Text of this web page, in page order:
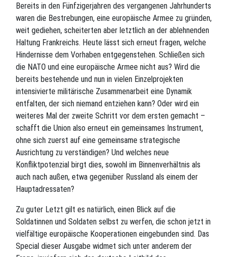
Bereits in den Fünfzigerjahren des vergangenen Jahrhunderts
waren die Bestrebungen, eine europäische Armee zu gründen,
weit gediehen, scheiterten aber letztlich an der ablehnenden
Haltung Frankreichs. Heute lässt sich erneut fragen, welche
Hindernisse dem Vorhaben entgegenstehen. Schließen sich
die NATO und eine europäische Armee nicht aus? Wird die
bereits bestehende und nun in vielen Einzelprojekten
intensivierte militärische Zusammenarbeit eine Dynamik
entfalten, der sich niemand entziehen kann? Oder wird ein
weiteres Mal der zweite Schritt vor dem ersten gemacht –
schafft die Union also erneut ein gemeinsames Instrument,
ohne sich zuerst auf eine gemeinsame strategische
Ausrichtung zu verständigen? Und welches neue
Konfliktpotenzial birgt dies, sowohl im Binnenverhältnis als
auch nach außen, etwa gegenüber Russland als einem der
Hauptadressaten?
Zu guter Letzt gilt es natürlich, einen Blick auf die
Soldatinnen und Soldaten selbst zu werfen, die schon jetzt in
vielfältige europäische Kooperationen eingebunden sind. Das
Special dieser Ausgabe widmet sich unter anderem der